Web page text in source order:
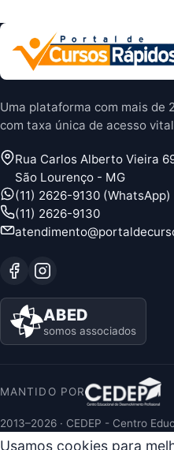
Uma plataforma com mais de
com taxa única de acesso
Rua Carlos Alberto Vieira
São Lourenço - MG
(11) 2626-9130 (WhatsApp)
(11) 2626-9130
ABED
somos associados
MANTIDO POR
2013–2026 · CEDEP - Centro
Usamos cookies para